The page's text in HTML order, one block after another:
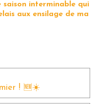
saison interminable qui
aux ensilage de ma
! 🆕☀️